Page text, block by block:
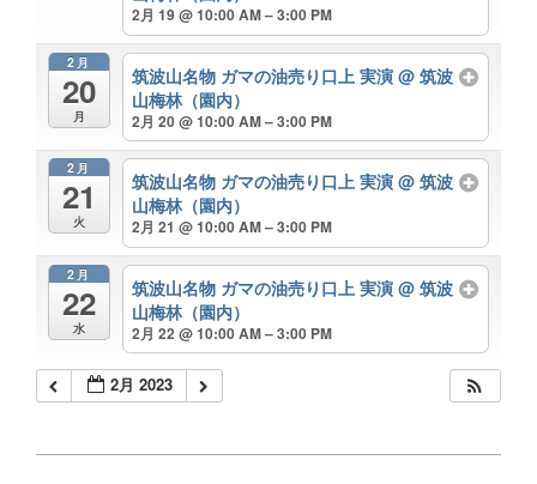
2月 19 @ 10:00 AM – 3:00 PM
2月
20
月
筑波山名物 ガマの油売り口上 実演@ 筑波
山梅林（園内）
2月 20 @ 10:00 AM – 3:00 PM
2月
21
火
筑波山名物 ガマの油売り口上 実演@ 筑波
山梅林（園内）
2月 21 @ 10:00 AM – 3:00 PM
2月
22
水
筑波山名物 ガマの油売り口上 実演@ 筑波
山梅林（園内）
2月 22 @ 10:00 AM – 3:00 PM
2月 2023